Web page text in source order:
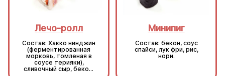
Лечо-ролл
Состав: Хакко нинджин
(ферментированная
морковь, томленая в
соусе терияки),
сливочный сыр, бекон,
Минипиг
Состав: бекон, соус
спайси, лук фри, рис,
нори.